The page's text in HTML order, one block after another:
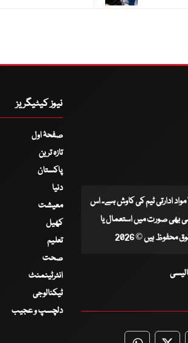
مواد ادارتی ٹیم کی کاوش ہے۔ اس
بھی صورت میں استعمال یا
محفوظ ہیں © 2026
نیوز کیٹیگریز
صفحۂ اول
تازہ ترین
پاکستان
دنیا
معیشت
کھیل
تعلیم
صحت
انٹرٹینمنٹ
ٹیکنالوجی
دلچسپ و عجیب